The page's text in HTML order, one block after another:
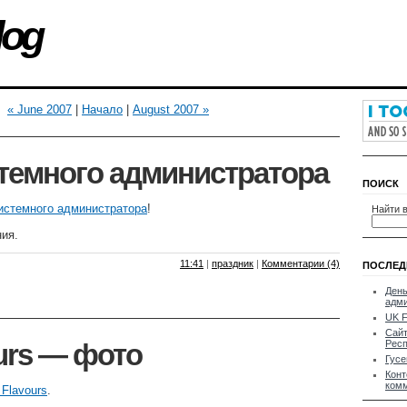
« June 2007 Начало August 2007 »
администратора
администратора!
11:41 | праздник | Комментарии (4)
— фото
.
ПОИСК
Найти
UK